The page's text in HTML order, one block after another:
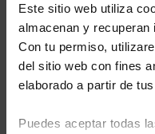
Este sitio web utiliza
almacenan y recuperan
Con tu permiso,
del sitio web con fines
elaborado a partir de
Puedes aceptar todas